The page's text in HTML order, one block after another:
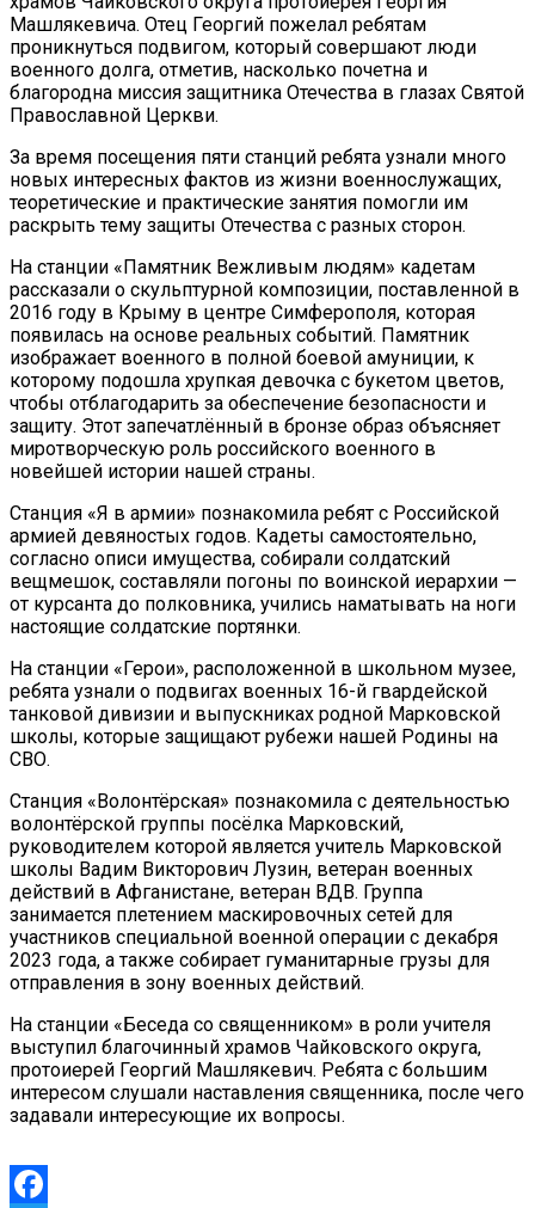
Машлякевича. Отец Георгий пожелал ребятам
проникнуться подвигом, который совершают люди
военного долга, отметив, насколько почетна и
благородна миссия защитника Отечества в глазах Святой
Православной Церкви.
За время посещения пяти станций ребята узнали много
новых интересных фактов из жизни военнослужащих,
теоретические и практические занятия помогли им
раскрыть тему защиты Отечества с разных сторон.
На станции «Памятник Вежливым людям» кадетам
рассказали о скульптурной композиции, поставленной в
2016 году в Крыму в центре Симферополя, которая
появилась на основе реальных событий. Памятник
изображает военного в полной боевой амуниции, к
которому подошла хрупкая девочка с букетом цветов,
чтобы отблагодарить за обеспечение безопасности и
защиту. Этот запечатлённый в бронзе образ объясняет
миротворческую роль российского военного в
новейшей истории нашей страны.
Станция «Я в армии» познакомила ребят с Российской
армией девяностых годов. Кадеты самостоятельно,
согласно описи имущества, собирали солдатский
вещмешок, составляли погоны по воинской иерархии —
от курсанта до полковника, учились наматывать на ноги
настоящие солдатские портянки.
На станции «Герои», расположенной в школьном музее,
ребята узнали о подвигах военных 16-й гвардейской
танковой дивизии и выпускниках родной Марковской
школы, которые защищают рубежи нашей Родины на
СВО.
Станция «Волонтёрская» познакомила с деятельностью
волонтёрской группы посёлка Марковский,
руководителем которой является учитель Марковской
школы Вадим Викторович Лузин, ветеран военных
действий в Афганистане, ветеран ВДВ. Группа
занимается плетением маскировочных сетей для
участников специальной военной операции с декабря
2023 года, а также собирает гуманитарные грузы для
отправления в зону военных действий.
На станции «Беседа со священником» в роли учителя
выступил благочинный храмов Чайковского округа,
протоиерей Георгий Машлякевич. Ребята с большим
интересом слушали наставления священника, после чего
задавали интересующие их вопросы.